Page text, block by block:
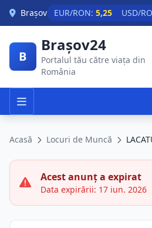
Skip to main content
Brașov EUR/RON: 5,25 USD/
B
Brașov24
Portalul tău către viața din
România
Acasă Locuri de Muncă
Acest anunț a expirat
Data expirării: 17 iun. 2026